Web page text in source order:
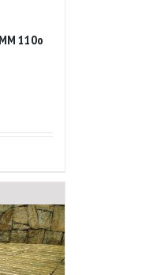
110o